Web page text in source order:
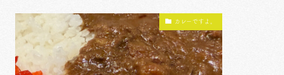
カレーですよ。